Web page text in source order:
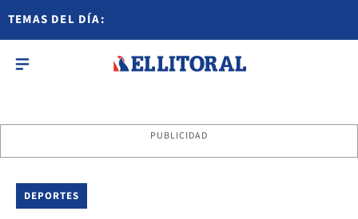
TEMAS DEL DÍA:
PUBLICIDAD
DEPORTES